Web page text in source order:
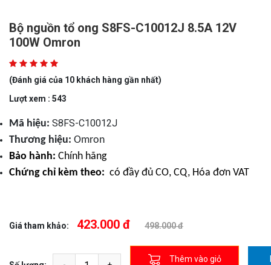
Bộ nguồn tổ ong S8FS-C10012J 8.5A 12V
100W Omron
(Đánh giá của 10 khách hàng gần nhất)
Lượt xem : 543
Mã hiệu: S8FS-C10012J
Thương hiệu: Omron
Bảo hành: Chính hãng
Chứng chỉ kèm theo: có đầy đủ CO, CQ, Hóa đơn VAT
Giá tham khảo: 423.000 đ 498.000 đ
Thêm vào giỏ